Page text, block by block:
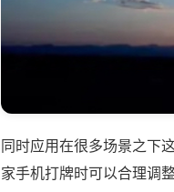
同时应用在很多场景之下
家手机打牌时可以合理调